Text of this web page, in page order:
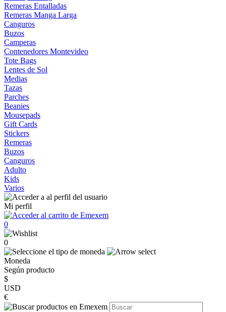
Remeras Entalladas
Remeras Manga Larga
Canguros
Buzos
Camperas
Contenedores Montevideo
Tote Bags
Lentes de Sol
Medias
Tazas
Parches
Beanies
Mousepads
Gift Cards
Stickers
Remeras
Buzos
Canguros
Adulto
Kids
Varios
Mi perfil
0
0
Moneda
Según producto
$
USD
€